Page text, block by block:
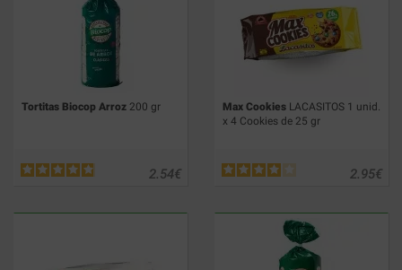
Tortitas Biocop Arroz 200 gr
€
2.54
Max Cookies LACASITOS 1 unid.
x 4 Cookies de 25 gr
€
2.95